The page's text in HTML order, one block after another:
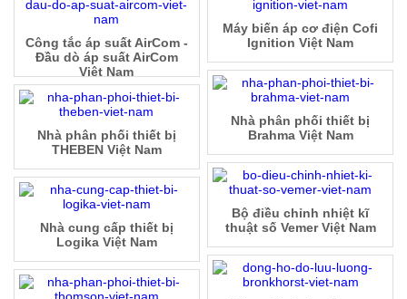
Máy biến áp cơ điện Cofi
Ignition Việt Nam
Công tắc áp suất AirCom -
Đầu dò áp suất AirCom
Việt Nam
Nhà phân phối thiết bị
Brahma Việt Nam
Nhà phân phối thiết bị
THEBEN Việt Nam
Bộ điều chỉnh nhiệt kĩ
thuật số Vemer Việt Nam
Nhà cung cấp thiết bị
Logika Việt Nam